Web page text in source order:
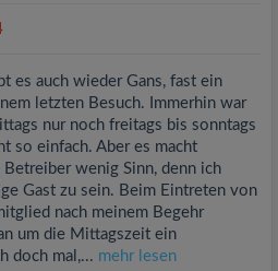
es auch wieder Gans, fast ein
letzten Besuch. Immerhin war
nur noch freitags bis sonntags
so einfach. Aber es macht
wenig Sinn, denn ich
Gast zu sein. Beim Eintreten von
nach meinem Begehr
um die Mittagszeit ein
doch mal,... mehr lesen